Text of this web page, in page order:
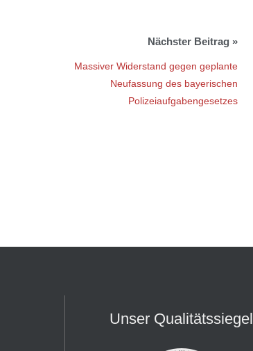
Massiver Widerstand gegen geplante
Neufassung des bayerischen
Polizeiaufgabengesetzes
Unser Qualitätssiegel